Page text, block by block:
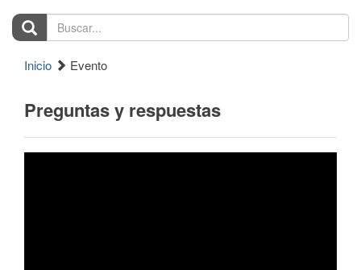
Buscar...
Inicio Evento
Preguntas y respuestas